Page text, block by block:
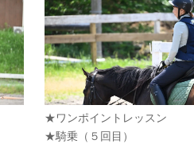
★ワンポイントレッスン
★騎乗（５回目）